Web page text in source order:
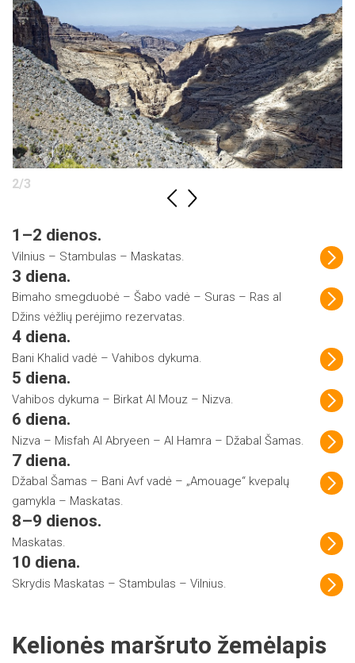
2/3
1–2 dienos.
Vilnius – Stambulas – Maskatas.
3 diena.
Bimaho smegduobė – Šabo vadė – Suras – Ras al
Džins vėžlių perėjimo rezervatas.
4 diena.
Bani Khalid vadė – Vahibos dykuma.
5 diena.
Vahibos dykuma – Birkat Al Mouz – Nizva.
6 diena.
Nizva – Misfah Al Abryeen – Al Hamra – Džabal Šamas.
7 diena.
Džabal Šamas – Bani Avf vadė – „Amouage“ kvepalų
gamykla – Maskatas.
8–9 dienos.
Maskatas.
10 diena.
Skrydis Maskatas – Stambulas – Vilnius.
Kelionės maršruto žemėlapis